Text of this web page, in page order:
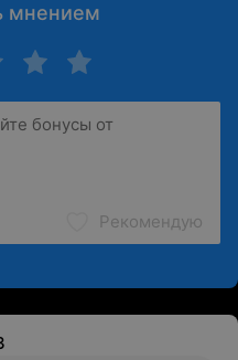
мнением
Рекомендую